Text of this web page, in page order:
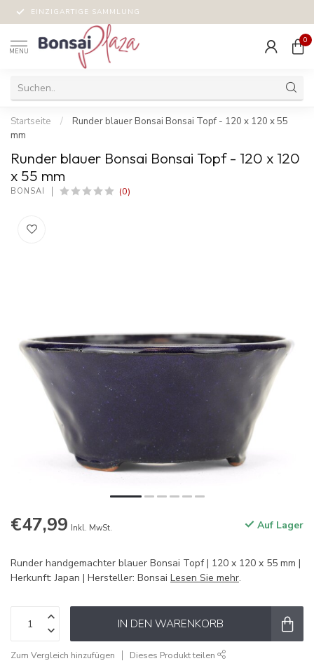
EINZIGARTIGE SAMMLUNG
MENU
0
Startseite /
Runder blauer Bonsai Bonsai Topf - 120 x 120 x 55
mm
Runder blauer Bonsai Bonsai Topf - 120 x 120
x 55 mm
BONSAI (0)
€47,99 Inkl. MwSt. Auf Lager
Runder handgemachter blauer Bonsai Topf | 120 x 120 x 55 mm |
Herkunft: Japan | Hersteller: Bonsai Lesen Sie mehr.
IN DEN WARENKORB
Zum Vergleich hinzufügen Dieses Produkt teilen